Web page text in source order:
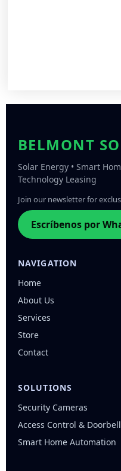
BELMONT
Solar Energy • Smart
Technology Leasing
Join our newsletter for
Escríbenos por
NAVIGATION
Home
About Us
Services
Store
Contact
SOLUTIONS
Security Cameras
Access Control &
Smart Home Automation